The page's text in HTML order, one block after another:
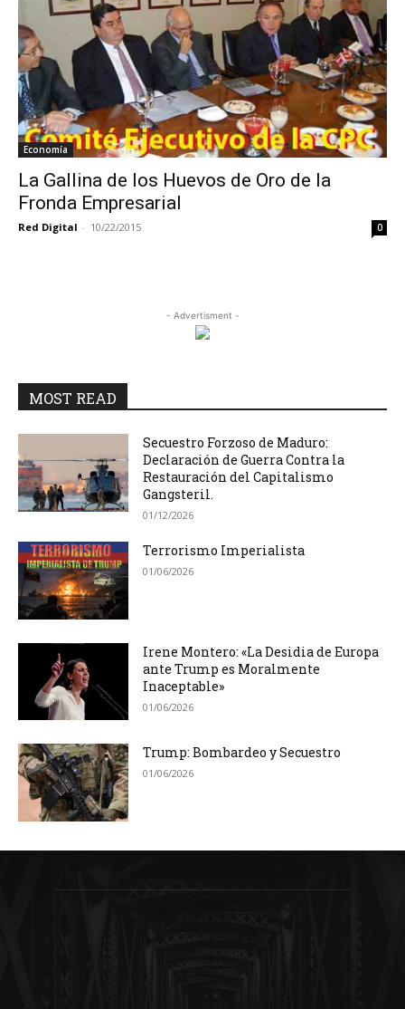
Economía
La Gallina de los Huevos de Oro de la
Fronda Empresarial
Red Digital - 10/22/2015 0
- Advertisment -
MOST READ
Secuestro Forzoso de Maduro:
Declaración de Guerra Contra la
Restauración del Capitalismo
Gangsteril.
01/12/2026
Terrorismo Imperialista
01/06/2026
Irene Montero: «La Desidia de Europa
ante Trump es Moralmente
Inaceptable»
01/06/2026
Trump: Bombardeo y Secuestro
01/06/2026